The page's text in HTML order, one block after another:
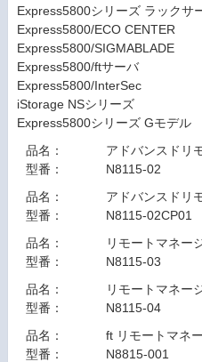
Express5800シリーズ ラックサ
Express5800/ECO CENTER
Express5800/SIGMABLADE
Express5800/ftサーバ
Express5800/InterSec
iStorage NSシリーズ
Express5800シリーズ Gモデル
品名：
アドバンスドリ
型番：
N8115-02
品名：
アドバンスドリ
型番：
N8115-02CP01
品名：
リモートマネー
型番：
N8115-03
品名：
リモートマネー
型番：
N8115-04
品名：
ft リモートマネ
型番：
N8815-001